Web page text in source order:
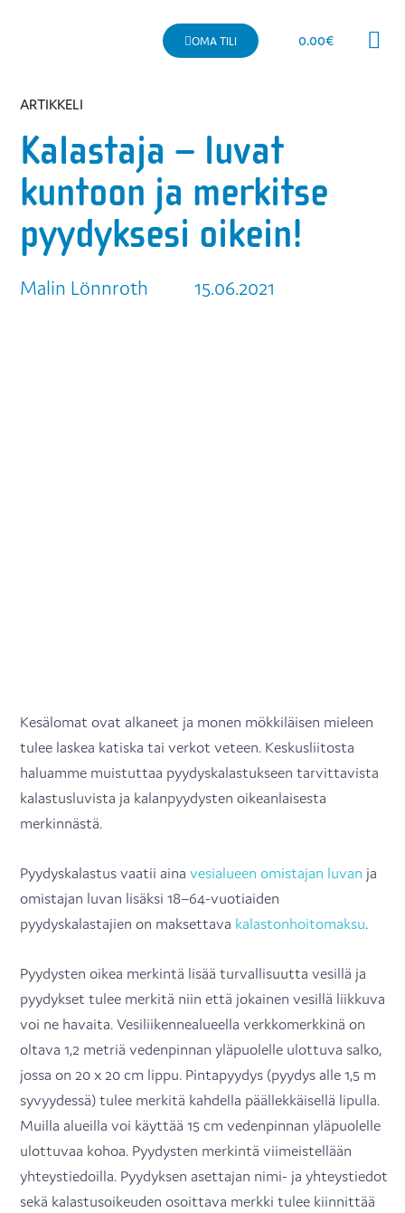
OMA TILI 0.00€
ARTIKKELI
Kalastaja – luvat
kuntoon ja merkitse
pyydyksesi oikein!
Malin Lönnroth 15.06.2021
Kesälomat ovat alkaneet ja monen mökkiläisen mieleen
tulee laskea katiska tai verkot veteen. Keskusliitosta
haluamme muistuttaa pyydyskalastukseen tarvittavista
kalastusluvista ja kalanpyydysten oikeanlaisesta
merkinnästä.
Pyydyskalastus vaatii ainavesialueen omistajan luvan ja
omistajan luvan lisäksi 18–64-vuotiaiden
pyydyskalastajien on maksettava kalastonhoitomaksu.
Pyydysten oikea merkintä lisää turvallisuutta vesillä ja
pyydykset tulee merkitä niin että jokainen vesillä liikkuva
voi ne havaita. Vesiliikennealueella verkkomerkkinä on
oltava 1,2 metriä vedenpinnan yläpuolelle ulottuva salko,
jossa on 20 x 20 cm lippu. Pintapyydys (pyydys alle 1,5 m
syvyydessä) tulee merkitä kahdella päällekkäisellä lipulla.
Muilla alueilla voi käyttää 15 cm vedenpinnan yläpuolelle
ulottuvaa kohoa. Pyydysten merkintä viimeistellään
yhteystiedoilla. Pyydyksen asettajan nimi- ja yhteystiedot
sekä kalastusoikeuden osoittava merkki tulee kiinnittää